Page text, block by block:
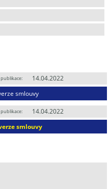
14.04.2022
smlouvy
14.04.2022
smlouvy